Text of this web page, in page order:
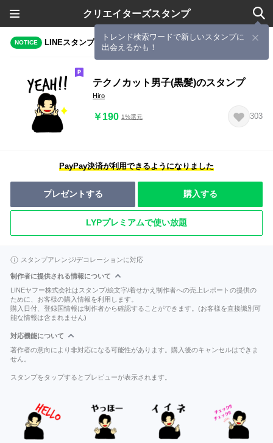
クリエイターズスタンプ
トレンド検索ワードで新しいスタンプに
出会えるかも！
NOTICE LINEスタンプメーカーで作成されたスタンプ
テクノカット男子(黒髪)のスタンプ
Hiro
￥190 1%還元 303
PayPay決済が利用できるようになりました
プレゼントする 購入する
LYPプレミアムで使い放題
スタンプアレンジ/デコレーションに対応
制作者に提供される情報について
LINEヤフー株式会社はスタンプ/絵文字/着せかえ制作者への売上レポートの提供の
ために、お客様の購入情報を利用します。
購入日付、登録国情報は制作者から確認することができます。(お客様を直接識別可
能な情報は含まれません)
対応機能について
著作者の意向により非対応になる可能性があります。購入後のキャンセルはできま
せん。
スタンプをタップするとプレビューが表示されます。